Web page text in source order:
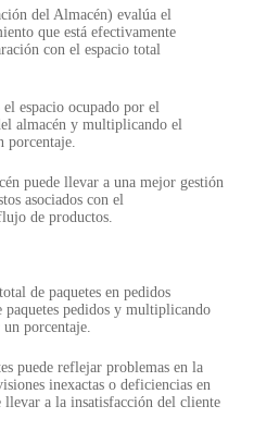
del Almacén) evalúa el
que está efectivamente
con el espacio total
espacio ocupado por el
almacén y multiplicando el
porcentaje.
puede llevar a una mejor gestión
asociados con el
de productos.
de paquetes en pedidos
pedidos y multiplicando
porcentaje.
puede reflejar problemas en la
inexactas o deficiencias en
llevar a la insatisfacción del cliente